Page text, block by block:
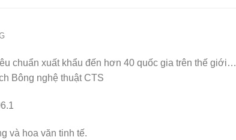
chuẩn xuất khẩu đến hơn 40 quốc gia trên thế giới…
Bông nghệ thuật CTS
và hoa văn tinh tế.